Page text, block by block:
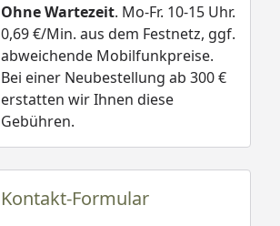
Ohne Wartezeit. Mo-Fr. 10-15 Uhr.
0,69 €/Min. aus dem Festnetz, ggf.
abweichende Mobilfunkpreise.
Bei einer Neubestellung ab 300 €
erstatten wir Ihnen diese
Gebühren.
Kontakt-Formular